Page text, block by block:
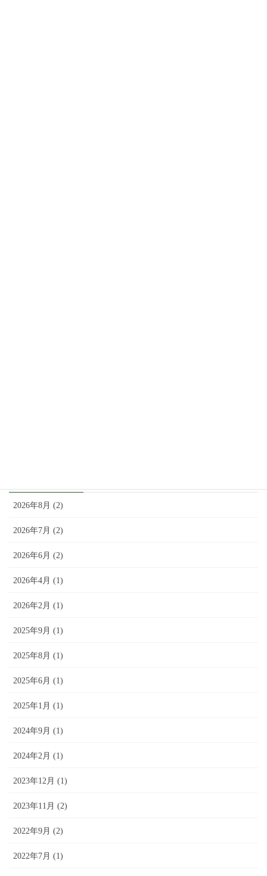
2026年8月 (2)
2026年7月 (2)
2026年6月 (2)
2026年4月 (1)
2026年2月 (1)
2025年9月 (1)
2025年8月 (1)
2025年6月 (1)
2025年1月 (1)
2024年9月 (1)
2024年2月 (1)
2023年12月 (1)
2023年11月 (2)
2022年9月 (2)
2022年7月 (1)